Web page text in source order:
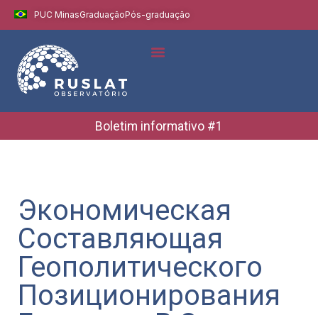
PUC MinasGraduaçãoPós-graduação
Boletim informativo #1
Экономическая
Составляющая
Геополитического
Позиционирования